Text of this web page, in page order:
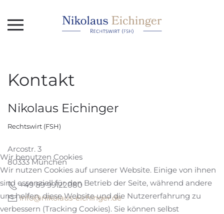
Skip to main content
Kontakt
Nikolaus Eichinger
Rechtswirt (FSH)
Arcostr. 3
80333 München
+49 89 99122080
info@nikolaus-eichinger.de
Wir benutzen Cookies
Wir nutzen Cookies auf unserer Website. Einige von ihnen
sind essenziell für den Betrieb der Seite, während andere
uns helfen, diese Website und die Nutzererfahrung zu
verbessern (Tracking Cookies). Sie können selbst